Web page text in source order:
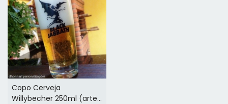
Copo Cerveja
Willybecher 250ml (arte